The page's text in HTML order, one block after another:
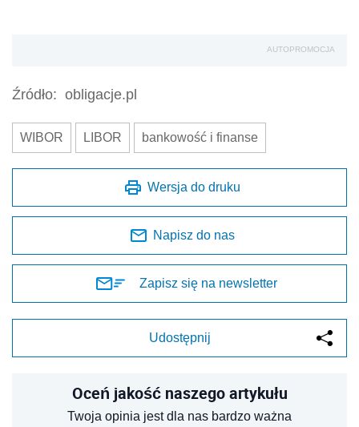
AUTOPROMOCJA
Źródło: obligacje.pl
WIBOR LIBOR bankowość i finanse
Wersja do druku
Napisz do nas
Zapisz się na newsletter
Udostępnij
Oceń jakość naszego artykułu
Twoja opinia jest dla nas bardzo ważna